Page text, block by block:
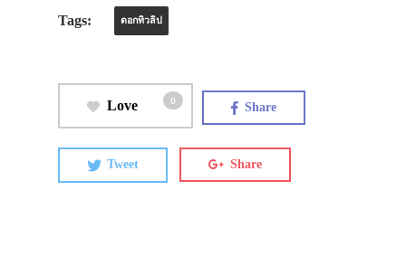
Tags: ดอกทิวลิป
Love 0 Share
Tweet Share